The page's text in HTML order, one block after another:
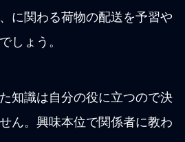
に関わる荷物の配送を予習や
しょう。
知識は自分の役に立つので決
ん。興味本位で関係者に教わ